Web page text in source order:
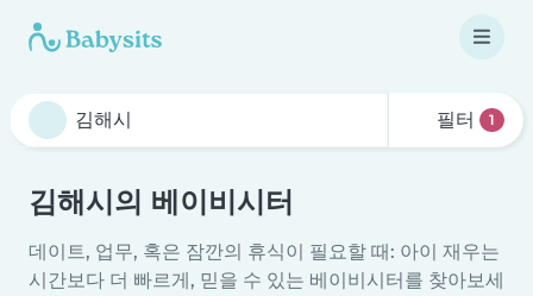
필터 1
김해시의 베이비시터
데이트, 업무, 혹은 잠깐의 휴식이 필요할 때: 아이 재우는
시간보다 더 빠르게, 믿을 수 있는 베이비시터를 찾아보세